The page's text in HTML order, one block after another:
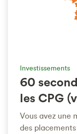
Investissements
60
les CPG
Vous avez une
des